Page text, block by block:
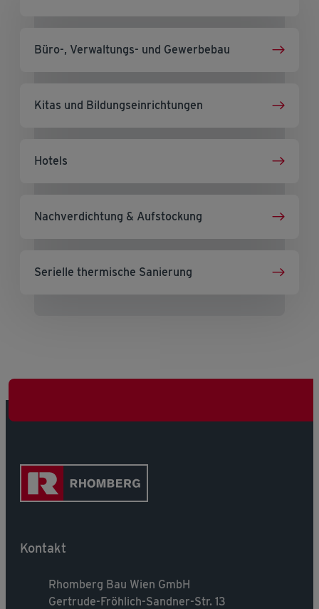
Büro-, Verwaltungs- und Gewerbebau
Kitas und Bildungseinrichtungen
Hotels
Nachverdichtung & Aufstockung
Serielle thermische Sanierung
Kontakt
Rhomberg Bau Wien GmbH
Gertrude-Fröhlich-Sandner-Str. 13